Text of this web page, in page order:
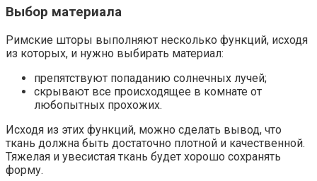
Выбор материала
Римские шторы выполняют несколько функций, исходя
из которых, и нужно выбирать материал:
препятствуют попаданию солнечных лучей;
скрывают все происходящее в комнате от
любопытных прохожих.
Исходя из этих функций, можно сделать вывод, что
ткань должна быть достаточно плотной и качественной.
Тяжелая и увесистая ткань будет хорошо сохранять
форму.